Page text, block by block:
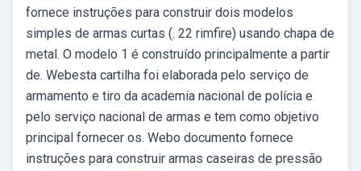
fornece instruções para construir dois modelos
simples de armas curtas (. 22 rimfire) usando chapa de
metal. O modelo 1 é construído principalmente a partir
de. Webesta cartilha foi elaborada pelo serviço de
armamento e tiro da academia nacional de polícia e
pelo serviço nacional de armas e tem como objetivo
principal fornecer os. Webo documento fornece
instruções para construir armas caseiras de pressão